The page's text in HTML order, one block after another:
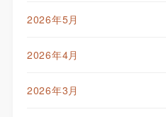
2026年5月
2026年4月
2026年3月